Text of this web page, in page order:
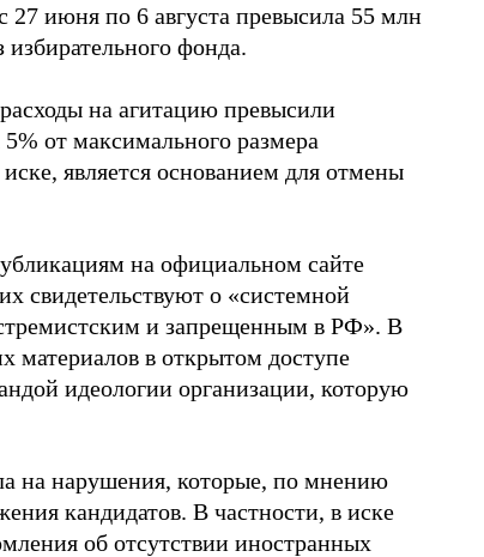
27 июня по 6 августа превысила 55 млн
фонда.
на агитацию превысили
от максимального размера
является основанием для отмены
на официальном сайте
свидетельствуют о «системной
и запрещенным в РФ». В
материалов в открытом доступе
идеологии организации, которую
на нарушения, которые, по мнению
кандидатов. В частности, в иске
об отсутствии иностранных